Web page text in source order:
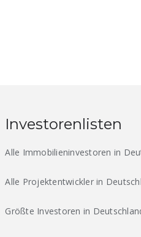
Investorenlisten
Alle Immobilieninvestoren in
Alle Projektentwickler in
Größte Investoren in